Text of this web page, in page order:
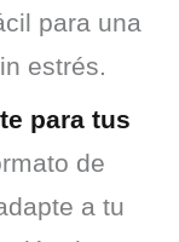
para una
estrés.
para tus
de
a tu